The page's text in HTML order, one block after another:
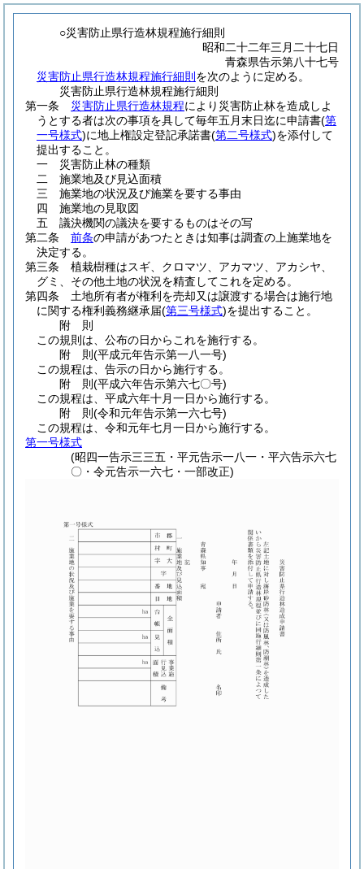
○災害防止県行造林規程施行細則
昭和二十二年三月二十七日
青森県告示第八十七号
災害防止県行造林規程施行細則 を次のように定める。
災害防止県行造林規程施行細則
第一条
災害防止県行造林規程により災害防止林を造成しよ
うとする者は次の事項を具して毎年五月末日迄に申請書(第
一号様式)に地上権設定登記承諾書(第二号様式)を添付して
提出すること。
一
災害防止林の種類
二
施業地及び見込面積
三
施業地の状況及び施業を要する事由
四
施業地の見取図
五
議決機関の議決を要するものはその写
第二条
前条の申請があつたときは知事は調査の上施業地を
決定する。
第三条
植栽樹種はスギ、クロマツ、アカマツ、アカシヤ、
グミ、その他土地の状況を精査してこれを定める。
第四条
土地所有者が権利を売却又は譲渡する場合は施行地
に関する権利義務継承届(第三号様式)を提出すること。
附 則
この規則は、公布の日からこれを施行する。
附 則(平成元年告示第一八一号)
この規程は、告示の日から施行する。
附 則(平成六年告示第六七〇号)
この規程は、平成六年十月一日から施行する。
附 則(令和元年告示第一六七号)
この規程は、令和元年七月一日から施行する。
第一号様式
(昭四一告示三三五・平元告示一八一・平六告示六七
〇・令元告示一六七・一部改正)